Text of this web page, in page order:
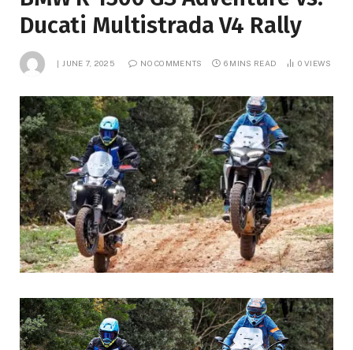
Ducati Multistrada V4 Rally
JUNE 7, 2025 NO COMMENTS 6 MINS READ 0VIEWS